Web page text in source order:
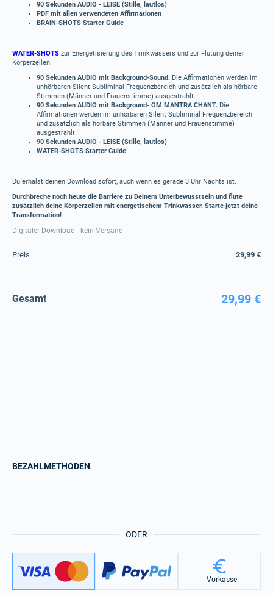
90 Sekunden AUDIO - LEISE (Stille, lautlos)
PDF mit allen verwendeten Affirmationen
BRAIN-SHOTS Starter Guide
WATER-SHOTS zur Energetisierung des Trinkwassers und zur Flutung deiner
Körperzellen.
90 Sekunden AUDIO mit Background-Sound. Die Affirmationen werden im
unhörbaren Silent Subliminal Frequenzbereich und zusätzlich als hörbare
Stimmen (Männer und Frauenstimme) ausgestrahlt.
90 Sekunden AUDIO mit Background- OM MANTRA CHANT. Die
Affirmationen werden im unhörbaren Silent Subliminal Frequenzbereich
und zusätzlich als hörbare Stimmen (Männer und Frauenstimme)
ausgestrahlt.
90 Sekunden AUDIO - LEISE (Stille, lautlos)
WATER-SHOTS Starter Guide
Du erhälst deinen Download sofort, auch wenn es gerade 3 Uhr Nachts ist.
Durchbreche noch heute die Barriere zu Deinem Unterbewusstsein und flute
zusätzlich deine Körperzellen mit energetischem Trinkwasser. Starte jetzt deine
Transformation!
Digitaler Download - kein Versand
Preis 29,99 €
Gesamt 29,99 €
ODER
BEZAHLMETHODEN
Vorkasse